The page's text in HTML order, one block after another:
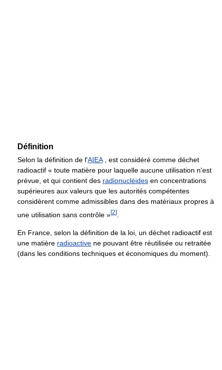
Définition
Selon la définition de l'AIEA, est considéré comme déchet
radioactif « toute matière pour laquelle aucune utilisation n'est
prévue, et qui contient des radionucléides en concentrations
supérieures aux valeurs que les autorités compétentes
considèrent comme admissibles dans des matériaux propres à
une utilisation sans contrôle »[2]
En France, selon la définition de la loi, un déchet radioactif est
une matière radioactive ne pouvant être réutilisée ou retraitée
(dans les conditions techniques et économiques du moment).